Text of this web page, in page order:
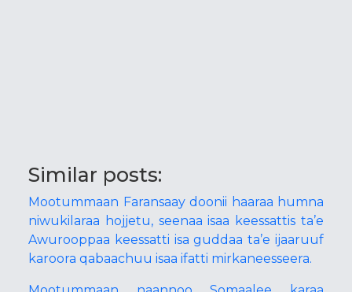
Similar posts:
Mootummaan Faransaay doonii haaraa humna
niwukilaraa hojjetu, seenaa isaa keessattis ta’e
Awurooppaa keessatti isa guddaa ta’e ijaaruuf
karoora qabaachuu isaa ifatti mirkaneesseera.